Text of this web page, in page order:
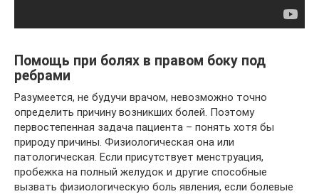
Помощь при болях в правом боку под
ребрами
Разумеется, не будучи врачом, невозможно точно
определить причину возникших болей. Поэтому
первостепенная задача пациента – понять хотя бы
природу причины. Физиологическая она или
патологическая. Если присутствует менструация,
пробежка на полный желудок и другие способные
вызвать физиологическую боль явления, если болевые